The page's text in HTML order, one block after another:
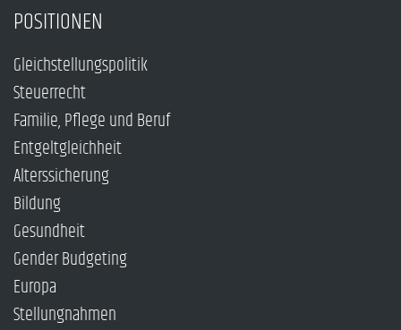
POSITIONEN
Gleichstellungspolitik
Steuerrecht
Familie, Pflege und Beruf
Entgeltgleichheit
Alterssicherung
Bildung
Gesundheit
Gender Budgeting
Europa
Stellungnahmen